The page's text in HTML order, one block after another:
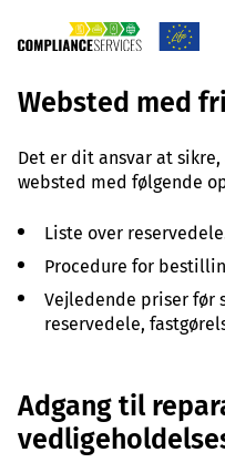
Websted med
Det er dit ansvar at
websted med følgende
Liste over
Procedure for
Vejledende priser før
reservedele,
Adgang til